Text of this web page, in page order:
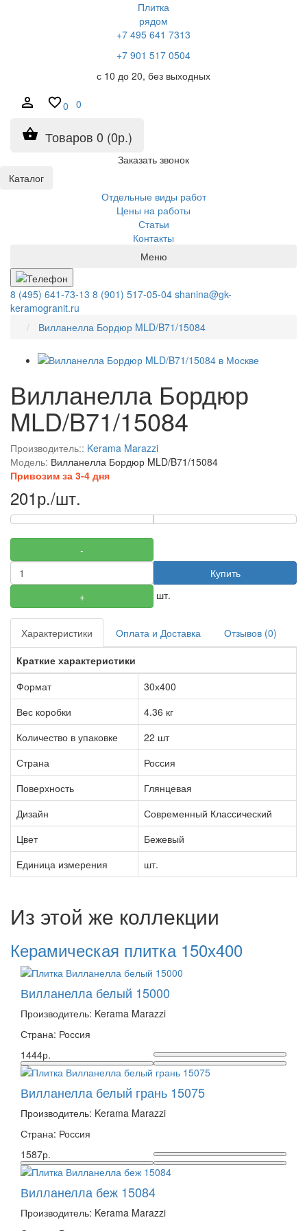
Плитка
рядом
+7 495 641 7313
+7 901 517 0504
с 10 до 20, без выходных
0 0
Товаров 0 (0р.)
Заказать звонок
Каталог
Отдельные виды работ
Цены на работы
Статьи
Контакты
Меню
8 (495) 641-73-13 8 (901) 517-05-04 shanina@gk-
keramogranit.ru
Вилланелла Бордюр MLD/B71/15084
Вилланелла Бордюр
MLD/B71/15084
Производитель:: Kerama Marazzi
Модель: Вилланелла Бордюр MLD/B71/15084
Привозим за 3-4 дня
201р./шт.
-
+ шт.
Купить
Характеристики Оплата и Доставка
Отзывов (0)
Краткие характеристики
Формат
30х400
Вес коробки
4.36 кг
Количество в упаковке
22 шт
Страна
Россия
Поверхность
Глянцевая
Дизайн
Современный Классический
Цвет
Бежевый
Единица измерения
шт.
Из этой же коллекции
Керамическая плитка 150х400
Вилланелла белый 15000
Производитель: Kerama Marazzi
Страна: Россия
1444р.
Вилланелла белый грань 15075
Производитель: Kerama Marazzi
Страна: Россия
1587р.
Вилланелла беж 15084
Производитель: Kerama Marazzi